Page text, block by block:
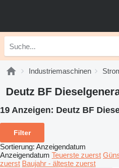
Industriemaschinen
Deutz BF
19 Anzeigen: Deutz BF
Filter
Sortierung: Anzeigendatum
Anzeigendatum Teuerste zuerst
zuerst Baujahr - älteste zuerst